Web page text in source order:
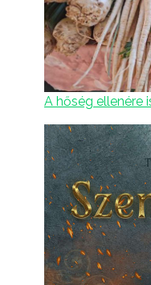
A hőség ellenére